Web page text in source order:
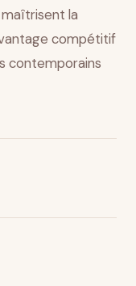
la
compétitif
contemporains